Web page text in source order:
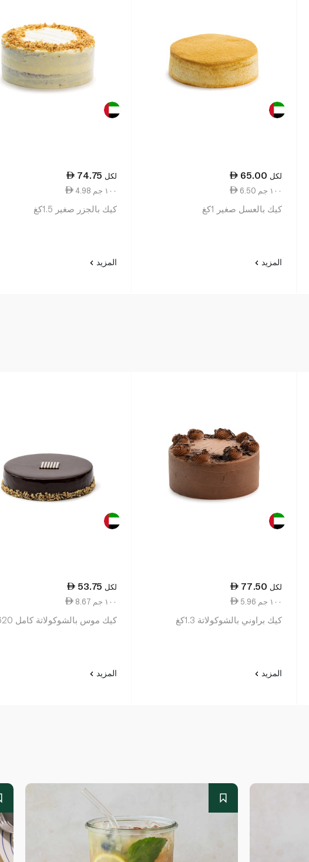
65.00 لكل
6.50 ١٠٠ جم
كيك بالعسل صغير 1كغ
المزيد
74.75 لكل
4.98 ١٠٠ جم
كيك بالجزر صغير 1.5كغ
المزيد
77.50 لكل
5.96 ١٠٠ جم
كيك براوني بالشوكولاتة 1.3كغ
المزيد
53.75 لكل
8.67 ١٠٠ جم
كيك موس بالشوكولاتة كامل 620غ
المزيد